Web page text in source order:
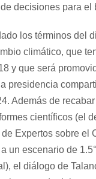
decisiones para el
los términos del
climático, que
y que será
presidencia
Además de
científicos (el
de Expertos sobre el
un escenario de
el diálogo de